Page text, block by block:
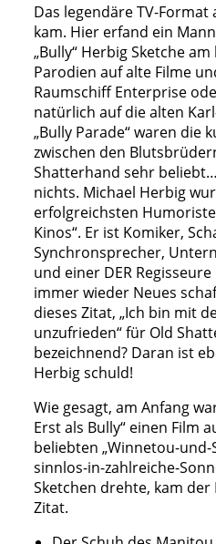
Das legendäre TV-Format
kam. Hier erfand ein
„Bully“ Herbig Sketche
Parodien auf alte Filme
Raumschiff Enterprise
natürlich auf die alten
„Bully Parade“ waren die
zwischen den
Shatterhand sehr
nichts. Michael Herbig
erfolgreichsten
Kinos“. Er ist Komiker,
Synchronsprecher,
und einer DER
immer wieder Neues
dieses Zitat, „Ich bin mit
unzufrieden“ für Old
bezeichnend? Daran ist
Herbig schuld!
Wie gesagt, am Anfang
Erst als Bully“ einen Film
beliebten „Winnetou-
sinnlos-in-zahlreiche-
Sketchen drehte, kam
Zitat.